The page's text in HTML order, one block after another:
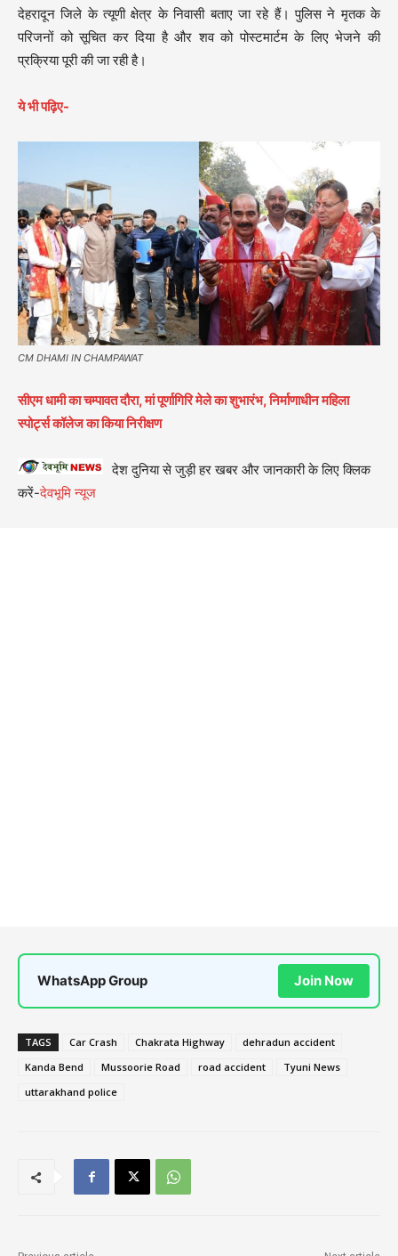
देहरादून जिले के त्यूणी क्षेत्र के निवासी बताए जा रहे हैं। पुलिस ने मृतक के
परिजनों को सूचित कर दिया है और शव को पोस्टमार्टम के लिए भेजने की
प्रक्रिया पूरी की जा रही है।
ये भी पढ़िए-
CM DHAMI IN CHAMPAWAT
सीएम धामी का चम्पावत दौरा, मां पूर्णागिरि मेले का शुभारंभ, निर्माणाधीन महिला
स्पोर्ट्स कॉलेज का किया निरीक्षण
देश दुनिया से जुड़ी हर खबर और जानकारी के लिए क्लिक
करें-देवभूमि न्यूज
WhatsApp Group Join Now
TAGS Car Crash Chakrata Highway
dehradun accident
Kanda Bend
Mussoorie Road road accident
Tyuni News
uttarakhand police